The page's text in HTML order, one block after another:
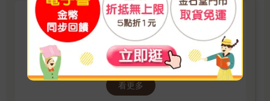
金剛經
《易經白話講座》暢銷書作者王思迅新作，逐字
逐句，與我們分享佛陀的體悟
看更多